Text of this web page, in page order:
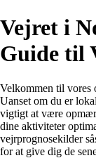
Vejret i
Guide til
Velkommen til vores
Uanset om du er
vigtigt at være
dine aktiviteter
vejrprognosekilder
for at give dig de